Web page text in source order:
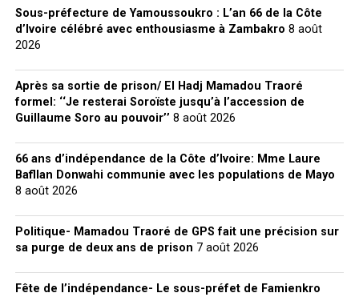
Sous-préfecture de Yamoussoukro : L’an 66 de la Côte
d’Ivoire célébré avec enthousiasme à Zambakro 8 août
2026
Après sa sortie de prison/ El Hadj Mamadou Traoré
formel: ‘‘Je resterai Soroïste jusqu’à l’accession de
Guillaume Soro au pouvoir’’ 8 août 2026
66 ans d’indépendance de la Côte d’Ivoire: Mme Laure
Bafllan Donwahi communie avec les populations de Mayo
8 août 2026
Politique- Mamadou Traoré de GPS fait une précision sur
sa purge de deux ans de prison 7 août 2026
Fête de l’indépendance- Le sous-préfet de Famienkro